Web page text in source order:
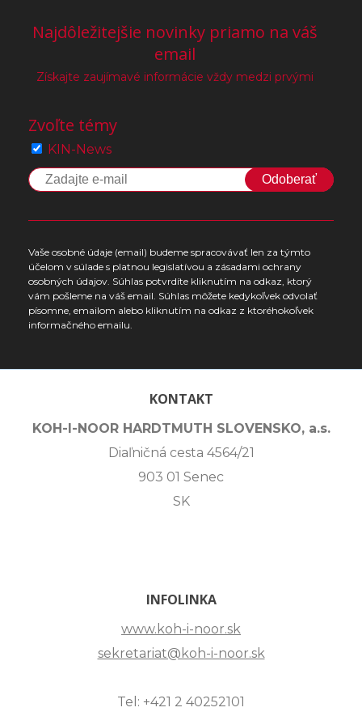
Najdôležitejšie novinky priamo na váš
email
Získajte zaujímavé informácie vždy medzi prvými
Zvoľte témy
KIN-News
Odoberať
Vaše osobné údaje (email) budeme spracovávať len za týmto
účelom v súlade s platnou legislatívou a zásadami ochrany
osobných údajov. Súhlas potvrdíte kliknutím na odkaz, ktorý
vám pošleme na váš email. Súhlas môžete kedykoľvek odvolať
písomne, emailom alebo kliknutím na odkaz z ktoréhokoľvek
informačného emailu.
KONTAKT
KOH-I-NOOR HARDTMUTH SLOVENSKO, a.s.
Diaľničná cesta 4564/21
903 01 Senec
SK
INFOLINKA
www.koh-i-noor.sk
sekretariat@koh-i-noor.sk
Tel: +421 2 40252101